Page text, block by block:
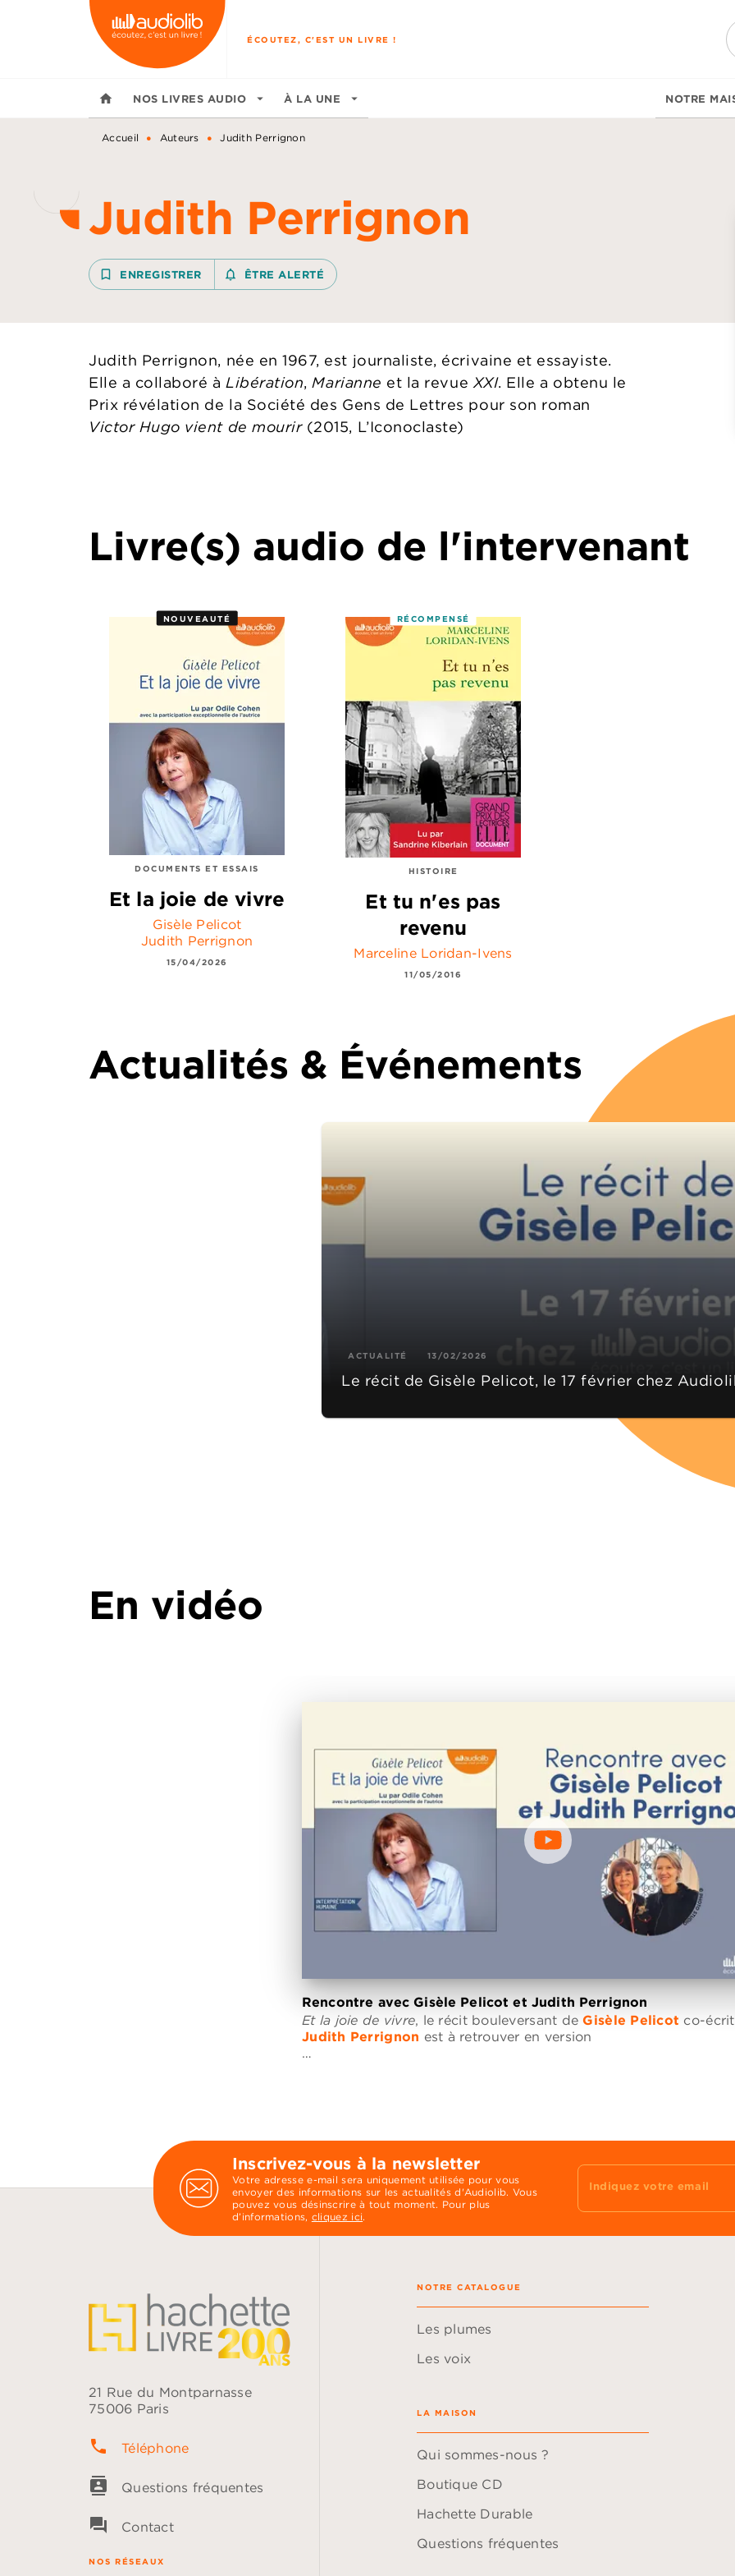
MENU RECHERCHE
ÉCOUTEZ, C'EST UN LIVRE !
home NOS LIVRES AUDIO arrow_drop_down À LA UNE arrow_drop_down NOTRE
Accueil • Auteurs • Judith Perrignon
Judith Perrignon
bookmark_border ENREGISTRER notifications_none_outlined
ÊTRE ALERTÉ
Judith Perrignon, née en 1967, est journaliste, écrivaine et essayiste.
Elle a collaboré àLibération,Marianne et la revueXXI. Elle a obtenu le
Prix révélation de la Société des Gens de Lettres pour son roman
Victor Hugo vient de mourir(2015, L’Iconoclaste)
Livre(s) audio de l'intervenant
NOUVEAUTÉ
DOCUMENTS ET ESSAIS
Et la joie de vivre
Gisèle Pelicot
Judith Perrignon
15/04/2026
RÉCOMPENSÉ
HISTOIRE
Et tu n'es pas
revenu
Marceline Loridan-Ivens
11/05/2016
Actualités & Événements
ACTUALITÉ 13/02/2026
Le récit de Gisèle Pelicot, le 17 février chez
En vidéo
Rencontre avec Gisèle Pelicot et Judith Perrignon
Et la joie de vivre, le récit bouleversant deGisèle Pelicot co-
Judith Perrignon est à retrouver en version
…
Inscrivez-vous à la newsletter
Votre adresse e-mail sera uniquement utilisée pour vous
envoyer des informations sur les actualités d'Audiolib. Vous
pouvez vous désinscrire à tout moment. Pour plus
d’informations, cliquez ici.
Indiquez votre email
21 Rue du Montparnasse
75006 Paris
phone Téléphone
contacts Questions fréquentes
question_answer Contact
NOS RÉSEAUX
NOTRE CATALOGUE
Les plumes
Les voix
LA MAISON
Qui sommes-nous ?
Boutique CD
Hachette Durable
Questions fréquentes